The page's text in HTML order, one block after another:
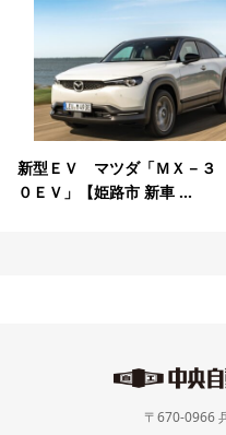
新型ＥＶ マツダ「ＭＸ－３
０ＥＶ」【姫路市 新車 ...
〒670-0966